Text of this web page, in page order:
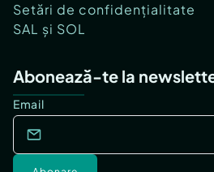
Setări de confidențialitate
SAL și SOL
Abonează-te la
Email